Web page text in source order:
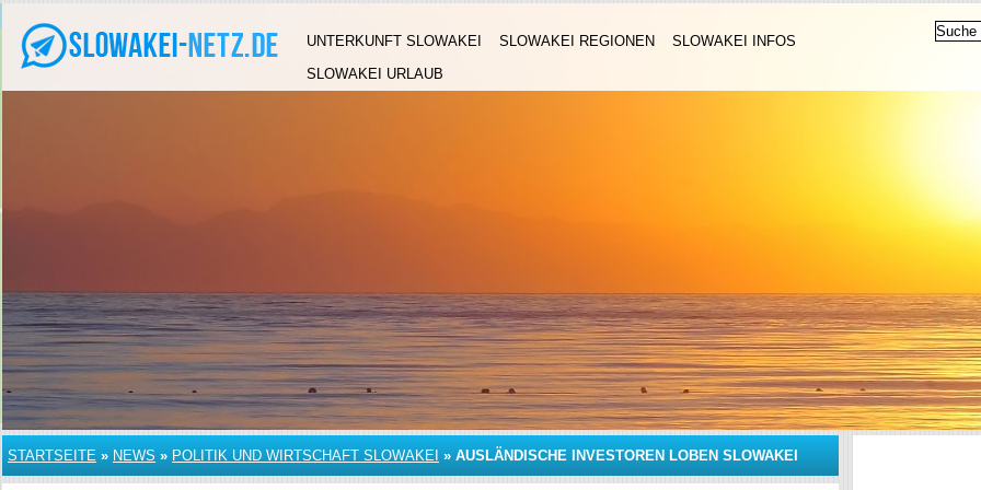
UNTERKUNFT SLOWAKEI SLOWAKEI REGIONEN
SLOWAKEI INFOS
SLOWAKEI URLAUB
STARTSEITE » NEWS » POLITIK UND WIRTSCHAFT SLOWAKEI » AUSLÄNDISCHE INVESTOREN LOBEN SLOWAKEI